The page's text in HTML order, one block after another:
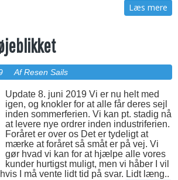
Læs mere
Af Resen Sails
Update 8. juni 2019 Vi er nu helt med
igen, og knokler for at alle får deres sejl
inden sommerferien. Vi kan pt. stadig nå
at levere nye ordrer inden industriferien.
Foråret er over os Det er tydeligt at
mærke at foråret så småt er på vej. Vi
gør hvad vi kan for at hjælpe alle vores
kunder hurtigst muligt, men vi håber I vil
I må vente lidt tid på svar. Lidt læng..